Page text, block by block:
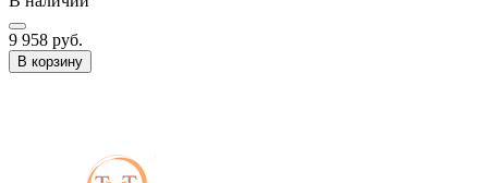
9 958 руб.
В корзину